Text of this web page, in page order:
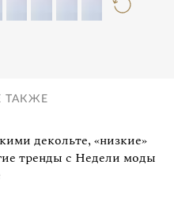
ТАКЖЕ
декольте, «низкие»
тренды с Недели моды